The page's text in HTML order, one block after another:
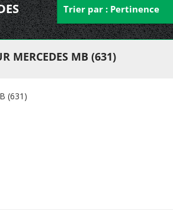
Trier par : Pertinence
MERCEDES MB (631)
(631)